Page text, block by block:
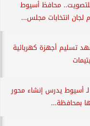
محافظ أسيوط
انتخابات مجلس...
تسليم أجهزة كهربائية
أسيوط يدرس إنشاء محور
بمحافظة...